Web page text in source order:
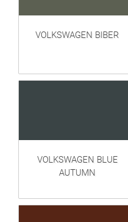
VOLKSWAGEN BIBER
VOLKSWAGEN BLUE
AUTUMN